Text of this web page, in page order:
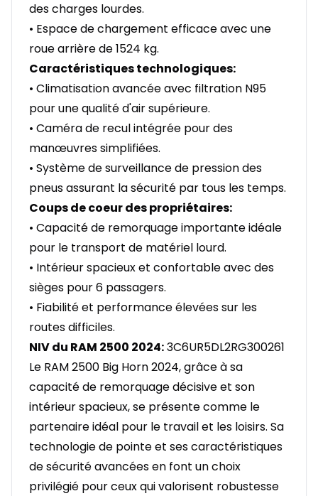
des charges lourdes.
• Espace de chargement efficace avec une
roue arrière de 1524 kg.
Caractéristiques technologiques:
• Climatisation avancée avec filtration N95
pour une qualité d'air supérieure.
• Caméra de recul intégrée pour des
manœuvres simplifiées.
• Système de surveillance de pression des
pneus assurant la sécurité par tous les temps.
Coups de coeur des propriétaires:
• Capacité de remorquage importante idéale
pour le transport de matériel lourd.
• Intérieur spacieux et confortable avec des
sièges pour 6 passagers.
• Fiabilité et performance élevées sur les
routes difficiles.
NIV du RAM 2500 2024:3C6UR5DL2RG300261
Le RAM 2500 Big Horn 2024, grâce à sa
capacité de remorquage décisive et son
intérieur spacieux, se présente comme le
partenaire idéal pour le travail et les loisirs. Sa
technologie de pointe et ses caractéristiques
de sécurité avancées en font un choix
privilégié pour ceux qui valorisent robustesse